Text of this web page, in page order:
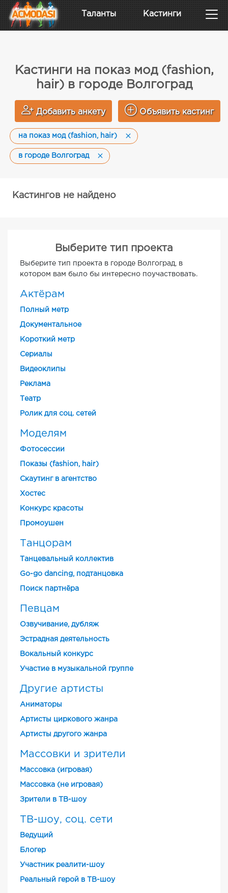
Таланты Кастинги
Кастинги на показ мод (fashion,
hair) в городе Волгоград
Добавить анкету Объявить кастинг
на показ мод (fashion, hair)
в городе Волгоград
Кастингов не найдено
Выберите тип проекта
Выберите тип проекта в городе Волгоград, в
котором вам было бы интересно поучаствовать.
Актёрам
Полный метр
Документальное
Короткий метр
Cериалы
Видеоклипы
Реклама
Театр
Ролик для соц. сетей
Моделям
Фотосессии
Показы (fashion, hair)
Скаутинг в агентство
Хостес
Конкурс красоты
Промоушен
Танцорам
Танцевальный коллектив
Go-go dancing, подтанцовка
Поиск партнёра
Певцам
Озвучивание, дубляж
Эстрадная деятельность
Вокальный конкурс
Участие в музыкальной группе
Другие артисты
Аниматоры
Артисты циркового жанра
Артисты другого жанра
Массовки и зрители
Массовка (игровая)
Массовка (не игровая)
Зрители в ТВ-шоу
ТВ-шоу, соц. сети
Ведущий
Блогер
Участник реалити-шоу
Реальный герой в ТВ-шоу